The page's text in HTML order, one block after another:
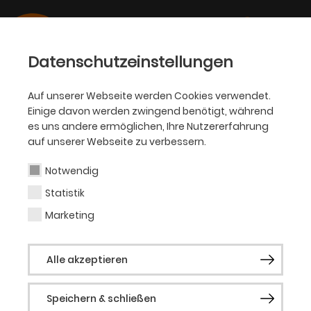
Datenschutzeinstellungen
Auf unserer Webseite werden Cookies verwendet.
Einige davon werden zwingend benötigt, während
es uns andere ermöglichen, Ihre Nutzererfahrung
auf unserer Webseite zu verbessern.
Notwendig
Statistik
Marketing
Alle akzeptieren
Speichern & schließen
15.10.2018 THEATER
Preis für
Schulkooperation mit der
Europaschule Dortmund
Preisträger im Wettbewerb um Kooperation
zwischen Schulen und außerschulischen
Lernorten